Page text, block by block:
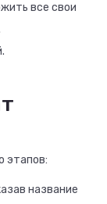
все свои
этапов:
название